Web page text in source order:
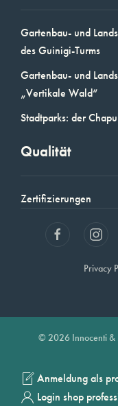
Gartenbau- und
des Guinigi-Turms
Gartenbau- und
„Vertikale Wald“
Stadtparks: der
Qualität
Zertifizierungen
Privacy
© 2026 Innocenti &
Anmeldung als
Login shop